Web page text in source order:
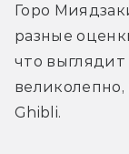
Горо
разные
что
Ghibli.